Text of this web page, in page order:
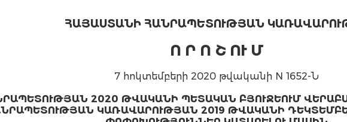
ՀԱՅԱՍՏԱՆԻ ՀԱՆՐԱՊԵՏՈՒԹՅԱՆ
Ո Ր Ո Շ ՈՒ Մ
7 հոկտեմբերի 2020 թվականի N 1652-Ն
2020 ԹՎԱԿԱՆԻ ՊԵՏԱԿԱՆ ԲՅՈՒՋԵՈՒՄ
ԿԱՌԱՎԱՐՈՒԹՅԱՆ 2019 ԹՎԱԿԱՆԻ